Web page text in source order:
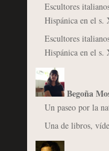
Escultores
Hispánica en el
Escultores
Hispánica en el
Begoña
Un paseo por la
Una de libros,